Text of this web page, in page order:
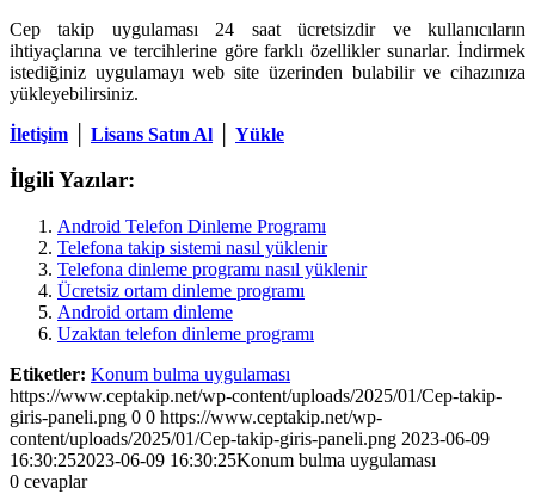
Cep takip uygulaması 24 saat ücretsizdir ve kullanıcıların
ihtiyaçlarına ve tercihlerine göre farklı özellikler sunarlar. İndirmek
istediğiniz uygulamayı web site üzerinden bulabilir ve cihazınıza
yükleyebilirsiniz.
İletişim
Lisans Satın Al Yükle
İlgili Yazılar:
Android Telefon Dinleme Programı
Telefona takip sistemi nasıl yüklenir
Telefona dinleme programı nasıl yüklenir
Ücretsiz ortam dinleme programı
Android ortam dinleme
Uzaktan telefon dinleme programı
Etiketler: Konum bulma uygulaması
https://www.ceptakip.net/wp-content/uploads/2025/01/Cep-takip-
giris-paneli.png 0 0 https://www.ceptakip.net/wp-
content/uploads/2025/01/Cep-takip-giris-paneli.png 2023-06-09
16:30:252023-06-09 16:30:25Konum bulma uygulaması
0 cevaplar